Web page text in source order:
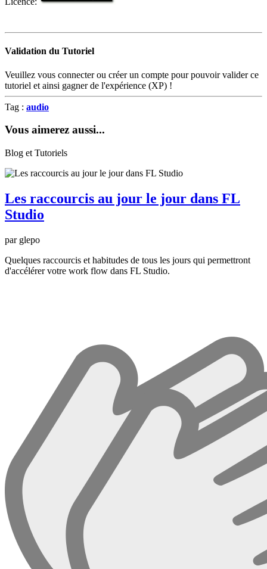
Validation du Tutoriel
Veuillez vous connecter ou créer un compte pour pouvoir valider ce
tutoriel et ainsi gagner de l'expérience (XP) !
Tag : audio
Vous aimerez aussi...
Blog et Tutoriels
Les raccourcis au jour le jour dans FL
Studio
par glepo
Quelques raccourcis et habitudes de tous les jours qui permettront
d'accélérer votre work flow dans FL Studio.